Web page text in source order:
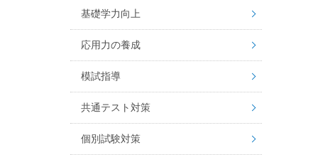
基礎学力向上
応用力の養成
模試指導
共通テスト対策
個別試験対策